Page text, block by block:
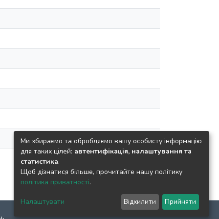
Ми збираємо та обробляємо вашу особисту інформацію
для таких цілей: автентифікація, налаштування та
статистика.
Щоб дізнатися більше, прочитайте нашу політику
політика приватності.
Налаштувати Відхилити Прийняти